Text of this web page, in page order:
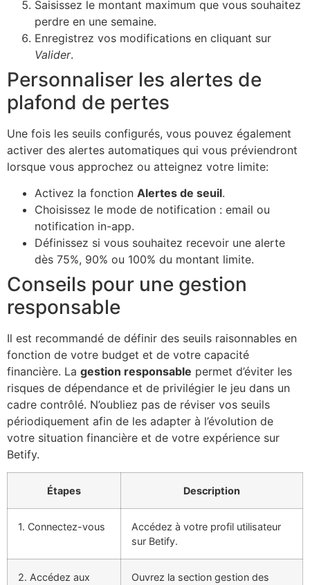
Saisissez le montant maximum que vous souhaitez
perdre en une semaine.
Enregistrez vos modifications en cliquant sur
Valider.
Personnaliser les alertes de
plafond de pertes
Une fois les seuils configurés, vous pouvez également
activer des alertes automatiques qui vous préviendront
lorsque vous approchez ou atteignez votre limite:
Activez la fonction Alertes de seuil.
Choisissez le mode de notification : email ou
notification in-app.
Définissez si vous souhaitez recevoir une alerte
dès 75%, 90% ou 100% du montant limite.
Conseils pour une gestion
responsable
Il est recommandé de définir des seuils raisonnables en
fonction de votre budget et de votre capacité
financière. La gestion responsable permet d’éviter les
risques de dépendance et de privilégier le jeu dans un
cadre contrôlé. N’oubliez pas de réviser vos seuils
périodiquement afin de les adapter à l’évolution de
votre situation financière et de votre expérience sur
Betify.
Étapes Description
1. Connectez-vous
Accédez à votre profil utilisateur
sur Betify.
2. Accédez aux
Ouvrez la section gestion des